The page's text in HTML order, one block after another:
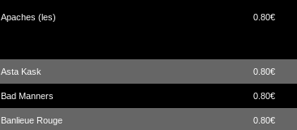
Apaches (les) 0.80€
Asta Kask 0.80€
Bad Manners 0.80€
Banlieue Rouge 0.80€